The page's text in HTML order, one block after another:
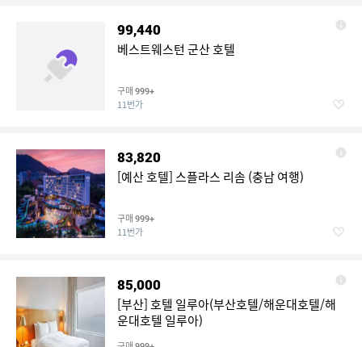
99,440
베스트웨스턴 군산 호텔
구매 999+
11번가
83,820
[예산 호텔] 스플라스 리솜 (충남 여행)
구매 999+
11번가
85,000
[부산] 호텔 일루아(부산호텔/해운대호텔/해
운대호텔 일루아)